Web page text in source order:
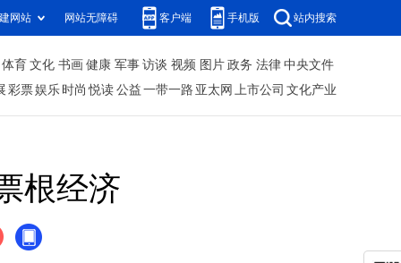
网站 网站无障碍 客户端 手机版 站内搜索
体育 文化 书画 健康 军事 访谈 视频 图片 政务 法律 中央文件
彩票娱乐 时尚 悦读 公益 一带一路 亚太网 上市公司 文化产业
根经济